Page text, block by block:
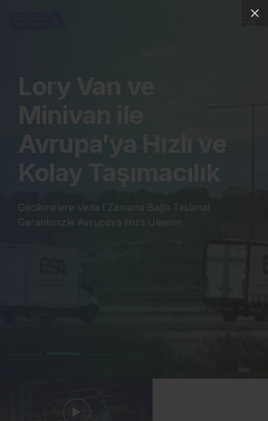
Lory Van ve
Minivan ile
Avrupa'ya Hızlı ve
Kolay Taşımacılık
Gecikmelere Veda ! Zamana Bağlı Teslimat
Garantimizle Avrupaya Hızlı Ulaşım!